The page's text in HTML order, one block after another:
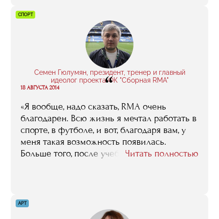
СПОРТ
Семен Гюлумян, президент, тренер и главный
идеолог проекта ФК "Сборная RMA"
“
18 АВГУСТА 2014
«Я вообще, надо сказать, RMA очень
благодарен. Всю жизнь я мечтал работать в
спорте, в футболе, и вот, благодаря вам, у
меня такая возможность появилась.
Больше того, после учебы, после трех
возникло, что я понимаю, как эта
футбольная кухня устроена, как она
Читать полностью
АРТ